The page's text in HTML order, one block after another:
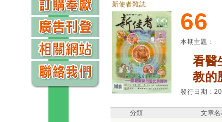
新使者雜誌
66
本期主題：
看醫
教的
發行日期：
分類
文章